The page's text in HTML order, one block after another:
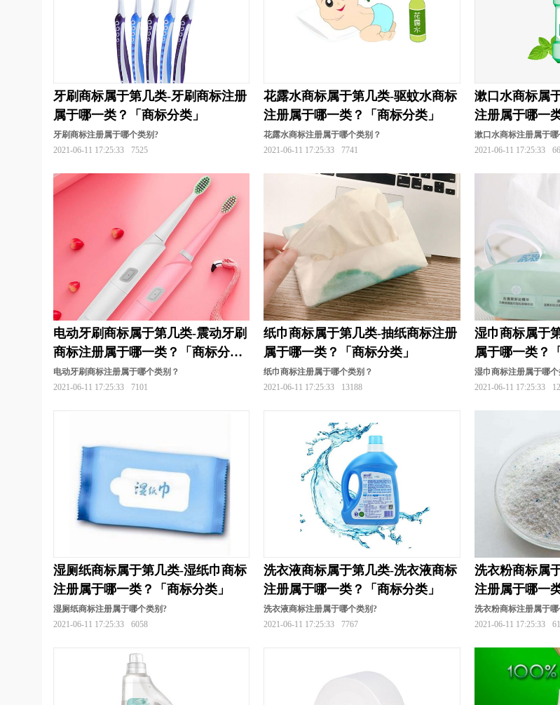
农业商标注册 培训商标注册 烹饪商标注册 皮具商标注册
肉菜商标注册 商标分类 速冻食品商标注册
饰品商标注册 手套商标注册
卫生商标注册 袜商标注册 文具商标注册 卫浴商标注册 橡胶商标注册 靴商
饮料商标注册 鱼商标注册 娱乐商标注册 医疗商标注册 运
眼镜商标注册 游戏商标注册 婴儿用品商标注册 咨询商标注册
牙刷商标属于第几类-牙刷商标注册
属于哪一类？「商标分类」
牙刷商标注册属于哪个类别?
2021-06-11 17:25:33 7525
花露水商标属于第几类-驱蚊水商标
注册属于哪一类？「商标分类」
花露水商标注册属于哪个类别？
2021-06-11 17:25:33 7741
漱口水商标属
注册属于哪一
漱口水商标注册属于
2021-06-11 17:25:33
电动牙刷商标属于第几类-震动牙刷
商标注册属于哪一类？「商标分
类」
电动牙刷商标注册属于哪个类别？
2021-06-11 17:25:33 7101
纸巾商标属于第几类-抽纸商标注册
属于哪一类？「商标分类」
纸巾商标注册属于哪个类别？
2021-06-11 17:25:33 13188
湿巾商标属于
属于哪一类？
湿巾商标注册属于哪个
2021-06-11 17:25:33
湿厕纸商标属于第几类-湿纸巾商标
注册属于哪一类？「商标分类」
湿厕纸商标注册属于哪个类别?
2021-06-11 17:25:33 6058
洗衣液商标属于第几类-洗衣液商标
注册属于哪一类？「商标分类」
洗衣液商标注册属于哪个类别?
2021-06-11 17:25:33 7767
洗衣粉商标属
注册属于哪一
洗衣粉商标注册属于
2021-06-11 17:25:33